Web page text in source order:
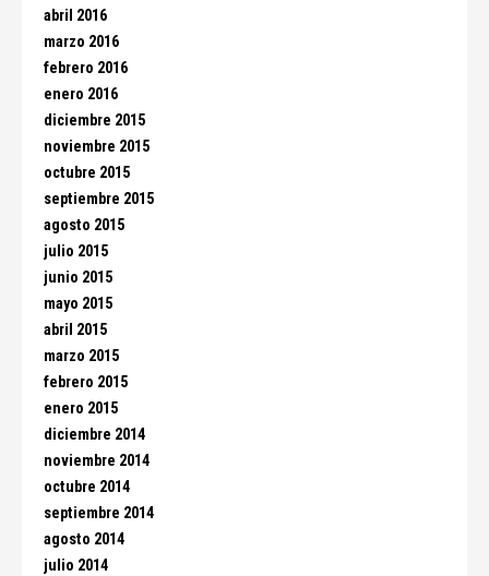
abril 2016
marzo 2016
febrero 2016
enero 2016
diciembre 2015
noviembre 2015
octubre 2015
septiembre 2015
agosto 2015
julio 2015
junio 2015
mayo 2015
abril 2015
marzo 2015
febrero 2015
enero 2015
diciembre 2014
noviembre 2014
octubre 2014
septiembre 2014
agosto 2014
julio 2014